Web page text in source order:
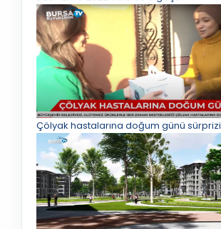
Çölyak hastalarına doğum günü sürprizi